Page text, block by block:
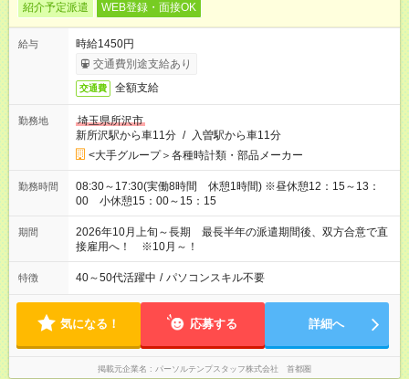
紹介予定派遣 WEB登録・面接OK
給与
時給1450円
交通費別途支給あり
交通費 全額支給
勤務地
埼玉県所沢市
新所沢駅から車11分 / 入曽駅から車11分
<大手グループ＞各種時計類・部品メーカー
勤務時間
08:30～17:30(実働8時間 休憩1時間) ※昼休憩12：15～13：
00 小休憩15：00～15：15
期間
2026年10月上旬～長期 最長半年の派遣期間後、双方合意で直
接雇用へ！ ※10月～！
特徴 40～50代活躍中 / パソコンスキル不要
気になる！ 応募する 詳細へ
掲載元企業名 パーソルテンプスタッフ株式会社 首都圏